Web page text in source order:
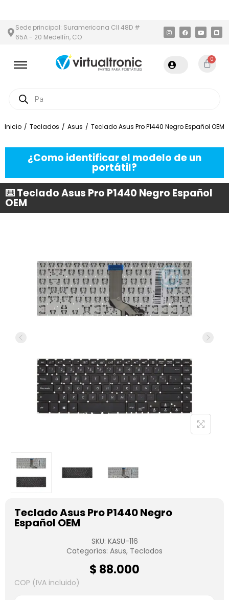
Sede principal: Suramericana Cll 48D #
65A - 20 Medellín, CO
0
Inicio / Teclados / Asus / Teclado Asus Pro P1440 Negro Español OEM
¿Como identificar el modelo de un
portátil?
⌨️ Teclado Asus Pro P1440 Negro Español
OEM
Teclado Asus Pro P1440 Negro
Español OEM
SKU: KASU-116
Categorías: Asus, Teclados
$ 88.000
COP (IVA incluido)